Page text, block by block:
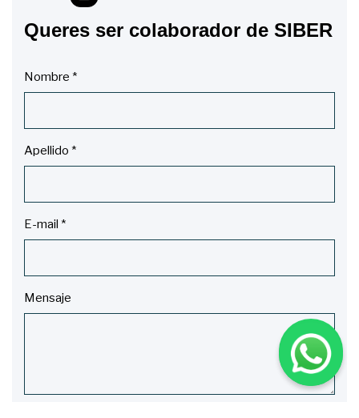
Queres ser colaborador de SIBER
Nombre *
Apellido *
E-mail *
Mensaje